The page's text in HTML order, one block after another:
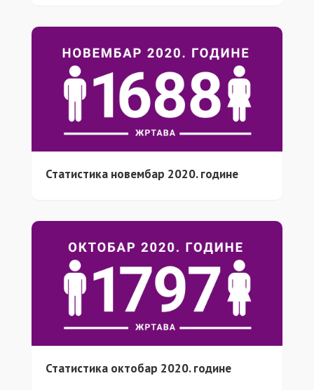
Статистика новембар 2020. године
Статистика октобар 2020. године